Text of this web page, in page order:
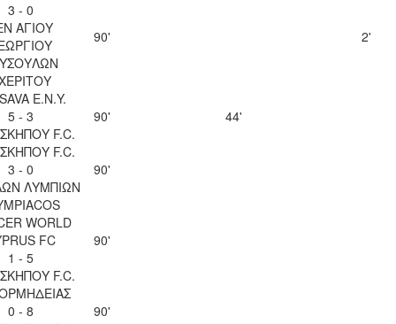
3 - 0
ΑΓΙΟΥ
90' 2'
Ε.Ν.Y.
5 - 3
F.C.
90'
44'
F.C.
3 - 0
ΛΥΜΠΙΩΝ
90'
WORLD
FC
1 - 5
F.C.
90'
0 - 8
90'